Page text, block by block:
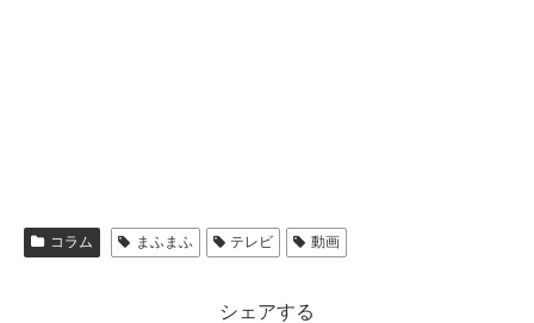
コラム まふまふ テレビ 動画
シェアする